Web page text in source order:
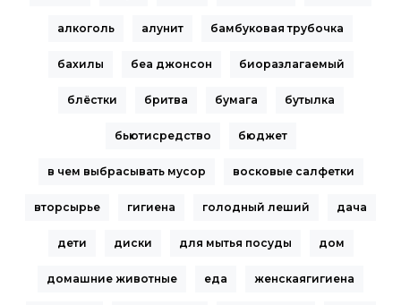
алкоголь алунит бамбуковая трубочка
бахилы беа джонсон биоразлагаемый
блёстки бритва бумага бутылка
бьютисредство бюджет
в чем выбрасывать мусор восковые салфетки
вторсырье гигиена голодный леший дача
дети диски для мытья посуды дом
домашние животные еда женскаягигиена